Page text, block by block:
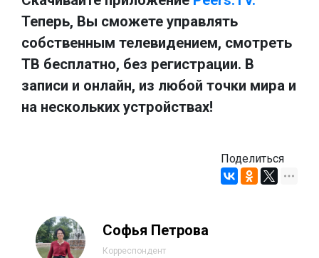
Теперь, Вы сможете управлять
собственным телевидением, смотреть
ТВ бесплатно, без регистрации. В
записи и онлайн, из любой точки мира и
на нескольких устройствах!
Поделиться
Софья Петрова
Корреспондент